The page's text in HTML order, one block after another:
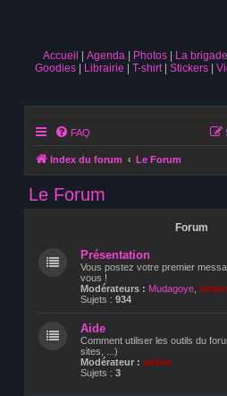
Accueil Agenda Photos La brigade
Goodies
Librairie T-shirt Stickers
FAQ
Index du forum Le Forum
Le Forum
Forum
Présentation
Vous postez votre premier
vous !
Modérateurs : Mudagoye admin
Sujets : 934
Aide
Comment utiliser les outils du
sites, ...)
Modérateur : admin
Sujets : 3